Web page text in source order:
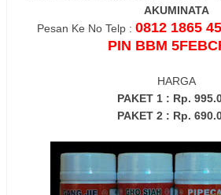
AKUMINATA
Pesan Ke No Telp : 0812 1865
PIN BBM
HARGA
PAKET 1 : Rp.
PAKET 2 : Rp.